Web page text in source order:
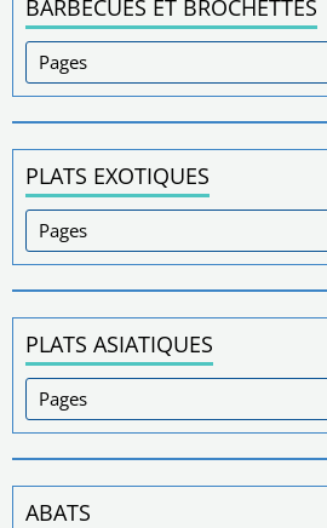
BARBECUES ET BROCHETTES
PLATS EXOTIQUES
PLATS ASIATIQUES
ABATS